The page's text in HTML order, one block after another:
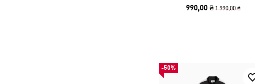
990,00 ₴ 1 990,00 ₴
-50%